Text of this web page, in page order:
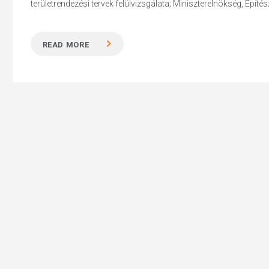
területrendezési tervek felülvizsgálata; Miniszterelnökség,
READ MORE